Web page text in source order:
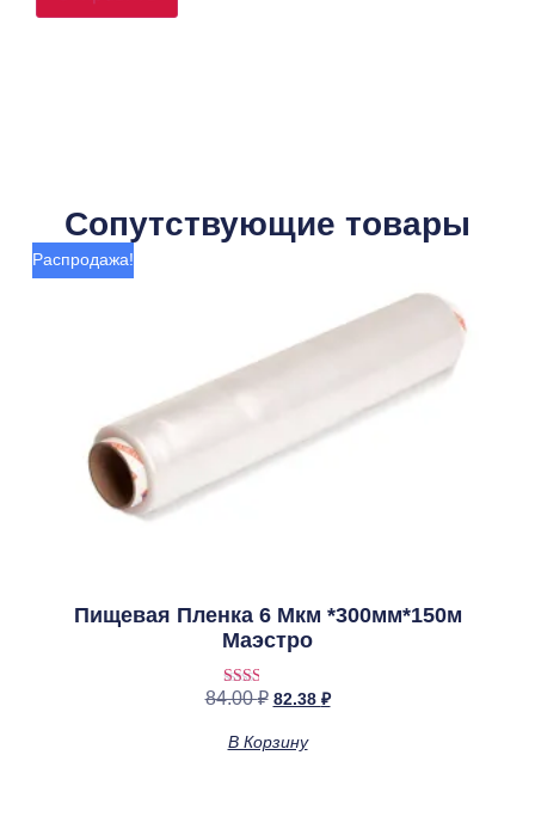
Сопутствующие товары
Распродажа!
Пищевая Пленка 6 Мкм *300мм*150м
Маэстро
Оценка
84.00₽ 82.38 ₽
В Корзину